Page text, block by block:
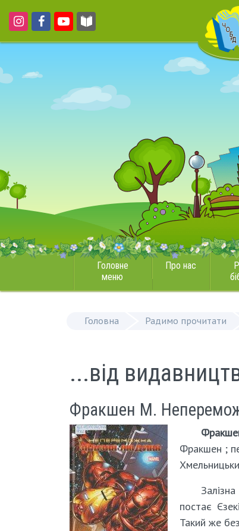
Головне
меню
Про нас
Головна Радимо прочитати
...від
Фракшен М.
Фракшен ;
постає
Такий же